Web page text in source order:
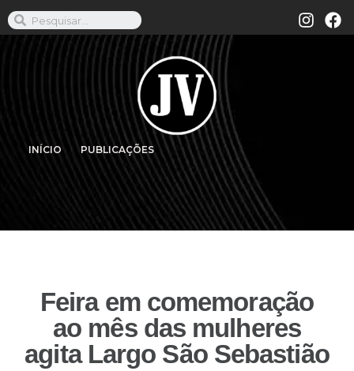
INÍCIO PUBLICAÇÕES
Feira em comemoração
ao mês das mulheres
agita Largo São Sebastião